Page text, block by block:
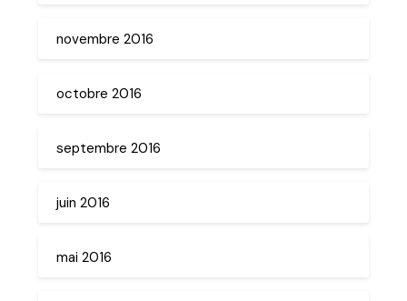
novembre 2016
octobre 2016
septembre 2016
juin 2016
mai 2016